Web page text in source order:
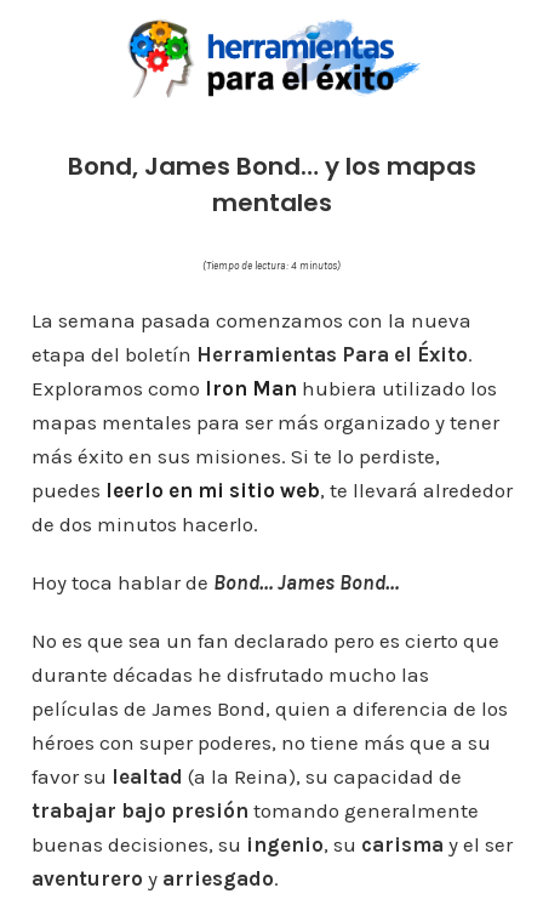
Bond, James Bond… y los mapas
mentales
(Tiempo de lectura: 4 minutos)
La semana pasada comenzamos con la nueva
etapa del boletín Herramientas Para el Éxito.
Exploramos como Iron Man hubiera utilizado los
mapas mentales para ser más organizado y tener
más éxito en sus misiones. Si te lo perdiste,
puedes leerlo en mi sitio web, te llevará alrededor
de dos minutos hacerlo.
Hoy toca hablar de Bond… James Bond…
No es que sea un fan declarado pero es cierto que
durante décadas he disfrutado mucho las
películas de James Bond, quien a diferencia de los
héroes con super poderes, no tiene más que a su
favor su lealtad (a la Reina), su capacidad de
trabajar bajo presión tomando generalmente
buenas decisiones, su ingenio, su carisma y el ser
aventurero y arriesgado.